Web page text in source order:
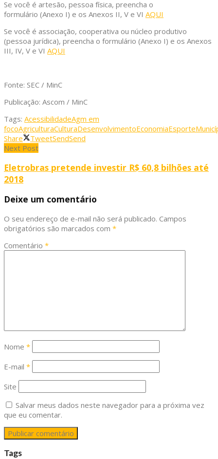
Se você é artesão, pessoa física, preencha o
formulário (Anexo I) e os Anexos II, V e VI AQUI
Se você é associação, cooperativa ou núcleo produtivo
(pessoa jurídica), preencha o formulário (Anexo I) e os Anexos
III, IV, V e VI AQUI
Fonte: SEC / MinC
Publicação: Ascom / MinC
Tags: AcessibilidadeAgm em
focoAgriculturaCulturaDesenvolvimentoEconomiaEsporte
Share
TweetSendSend
Next Post
Eletrobras pretende investir R$ 60,8 bilhões até
2018
Deixe um comentário
O seu endereço de e-mail não será publicado. Campos
obrigatórios são marcados com *
Comentário *
Nome *
E-mail *
Site
Salvar meus dados neste navegador para a próxima vez
que eu comentar.
Tags